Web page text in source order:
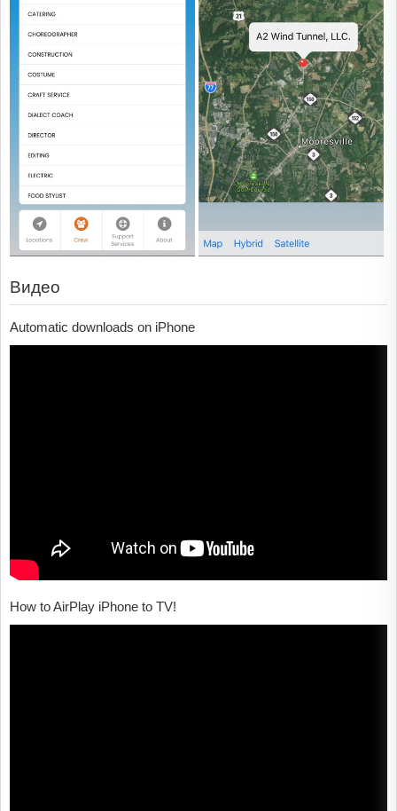
Видео
Automatic downloads on iPhone
How to AirPlay iPhone to TV!